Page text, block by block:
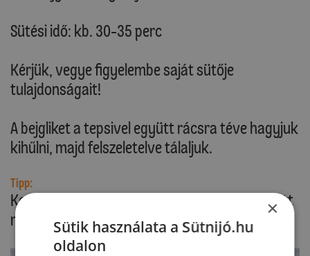
Sütési idő: kb. 30-35 perc
Kérjük, vegye figyelembe saját sütője
tulajdonságait!
A bejgliket a tepsivel együtt rácsra téve hagyjuk
kihűlni, majd felszeletelve tálaljuk.
Tipp:
Keverhetünk a töltelékbe 100 g rumba áztatott
mazsolát vagy apróra vágott aszalt szilvát.
×
Sütik használata a Sütnijó.hu
oldalon